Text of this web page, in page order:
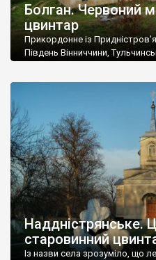
Болган. Червоний
цвинтар
Прикордонне із
Південь Вінниччини,
старовинний цвинтар із
збереглися, написані
мовою. За всіма
український. Хрести
роках Болган […]
Наддністрянське.
старовинний
Із назви села зрозуміло, що